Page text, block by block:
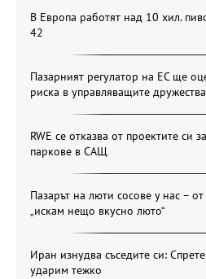
В Европа работят над 10 хил.
42
Пазарният регулатор на ЕС ще
риска в управляващите дружества
RWE се отказва от проектите си
паркове в САЩ
Пазарът на люти сосове у нас –
„искам нещо вкусно люто“
Иран изнудва съседите си:
ударим тежко